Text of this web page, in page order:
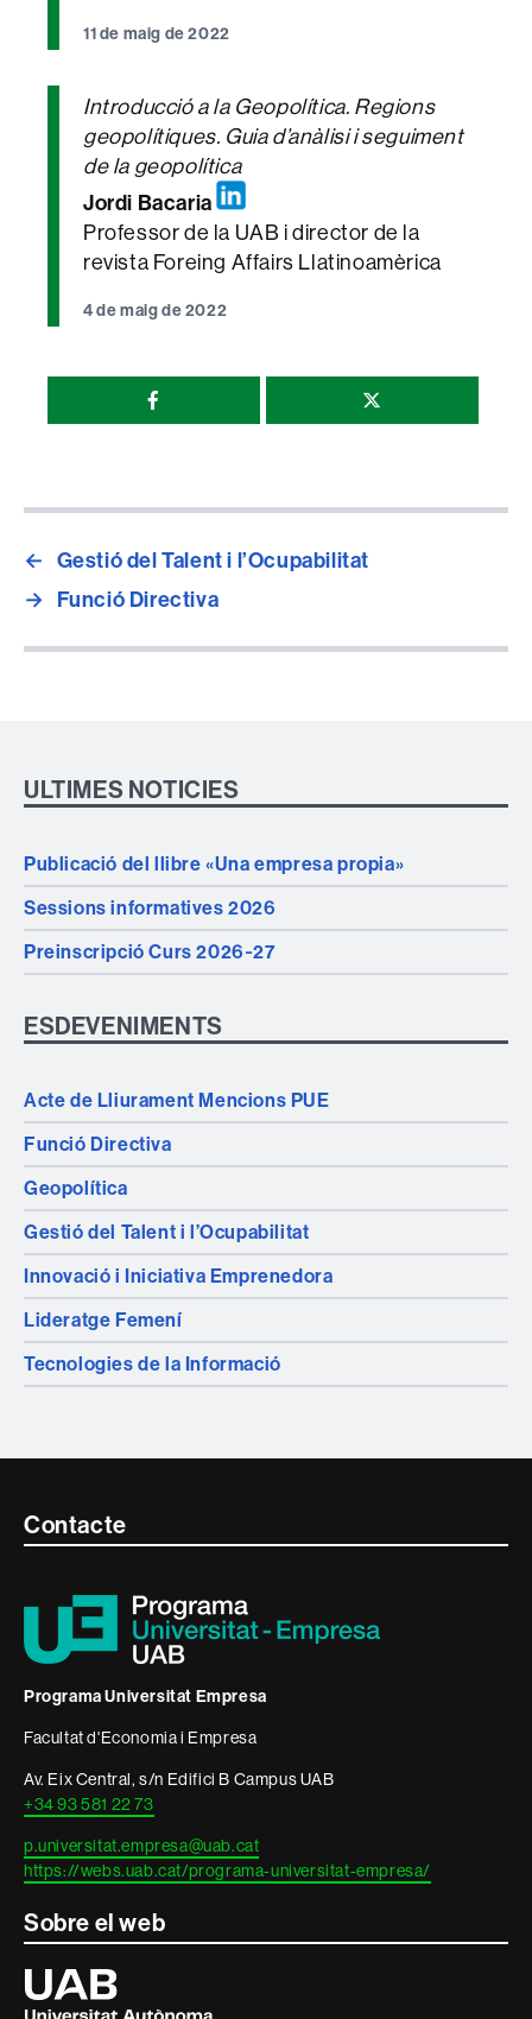
11 de maig de 2022
Introducció a la Geopolítica. Regions
geopolítiques. Guia d’anàlisi i seguiment
de la geopolítica
Jordi Bacaria
Professor de la UAB i director de la
revista Foreing Affairs Llatinoamèrica
4 de maig de 2022
Compartir
página
← Gestió del Talent i l’Ocupabilitat
→ Funció Directiva
ULTIMES NOTICIES
Publicació del llibre «Una empresa propia»
Sessions informatives 2026
Preinscripció Curs 2026‑27
ESDEVENIMENTS
Acte de Lliurament Mencions PUE
Funció Directiva
Geopolítica
Gestió del Talent i l’Ocupabilitat
Innovació i Iniciativa Emprenedora
Lideratge Femení
Tecnologies de la Informació
Contacte
informació
legal
Contacte
Programa Universitat Empresa
Facultat d'Economia i Empresa
Av. Eix Central, s/n Edifici B Campus UAB
+34 93 581 22 73
p.universitat.empresa@uab.cat
https://webs.uab.cat/programa-universitat-empresa/
Sobre el web
Universitat
Autònoma
de